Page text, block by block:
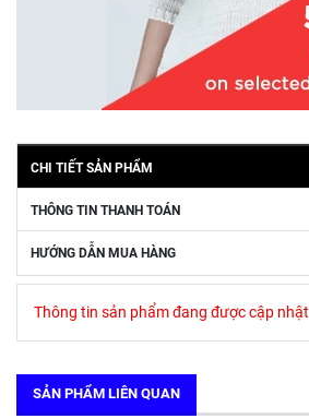
CHI TIẾT SẢN PHẨM
THÔNG TIN THANH TOÁN
HƯỚNG DẪN MUA HÀNG
Thông tin sản phẩm đang được cập nhật
SẢN PHẨM LIÊN QUAN